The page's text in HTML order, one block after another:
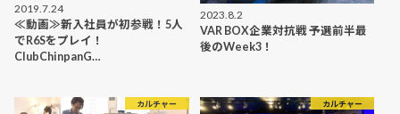
2019.7.24
≪動画≫新入社員が初参戦！5人
でR6Sをプレイ！
ClubChinpanG…
2023.8.2
VAR BOX企業対抗戦 予選前半最
後のWeek3！
カルチャー カルチャー